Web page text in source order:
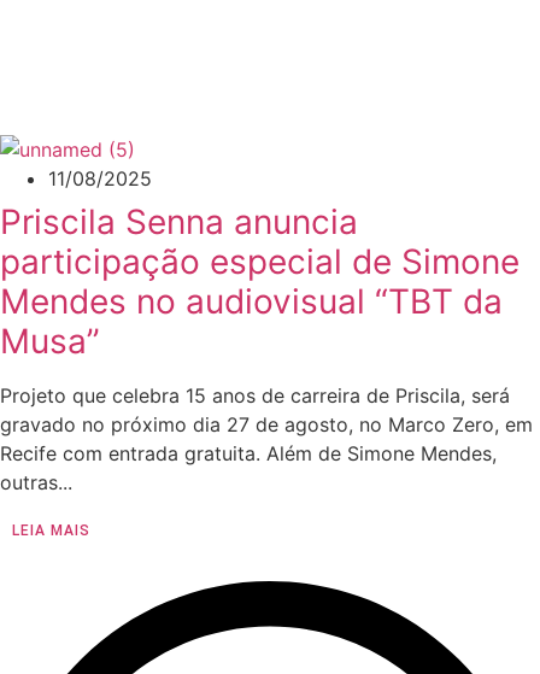
11/08/2025
Priscila Senna anuncia
participação especial de Simone
Mendes no audiovisual “TBT da
Musa”
Projeto que celebra 15 anos de carreira de Priscila, será
gravado no próximo dia 27 de agosto, no Marco Zero, em
Recife com entrada gratuita. Além de Simone Mendes,
outras...
LEIA MAIS